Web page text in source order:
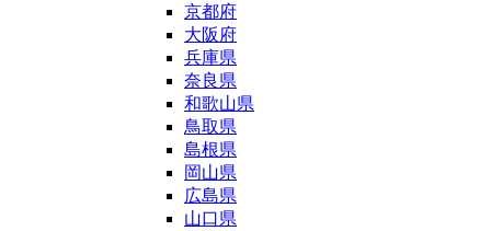
京都府
大阪府
兵庫県
奈良県
和歌山県
鳥取県
島根県
岡山県
広島県
山口県